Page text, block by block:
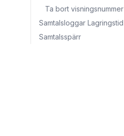
Ta bort visningsnummer
Samtalsloggar Lagringstid
Samtalsspärr